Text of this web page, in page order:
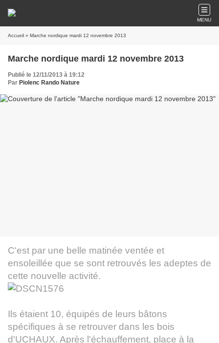
MENU
Accueil » Marche nordique mardi 12 novembre 2013
Marche nordique mardi 12 novembre 2013
Publié le 12/11/2013 à 19:12
Par Piolenc Rando Nature
C'est par une belle matinée ventée et
ensoleillée que se sont retrouvés les adeptes de
cette nouvelle activité.
Ils étaient 10, équipés de leurs bâtons
spécifiques à se retrouver dans les bois
d'UCHAUX. Après l'échauffement, place à la